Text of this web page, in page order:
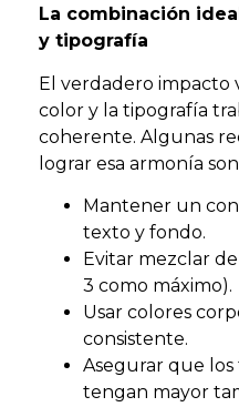
La combinación
y tipografía
El verdadero impacto
color y la tipografía
coherente. Algunas
lograr esa armonía
Mantener un
texto y fondo.
Evitar mezclar
3 como máximo).
Usar colores
consistente.
Asegurar que
tengan mayor